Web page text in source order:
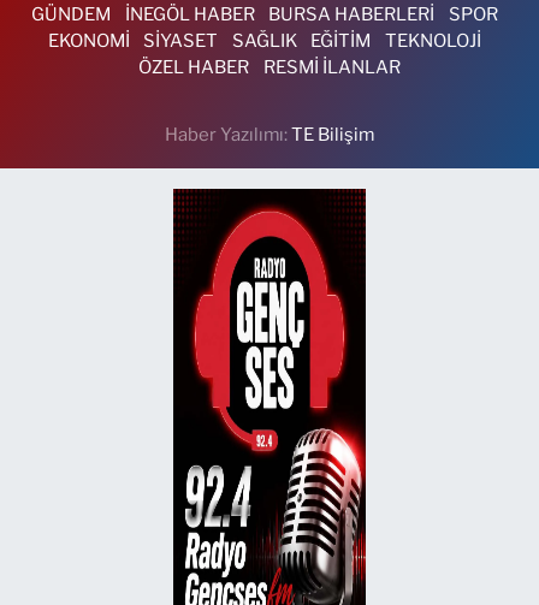
GÜNDEM İNEGÖL HABER BURSA HABERLERİ
SPOR
EKONOMİ
SİYASET SAĞLIK EĞİTİM
TEKNOLOJİ
ÖZEL HABER
RESMİ İLANLAR
Haber Yazılımı:TE Bilişim